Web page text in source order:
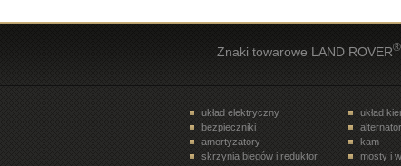
Znaki towarowe LAND ROVER®
układ elektryczny układ
bezpieczniki
alternator
amortyzatory
kam
skrzynia biegów i reduktor
mosty i